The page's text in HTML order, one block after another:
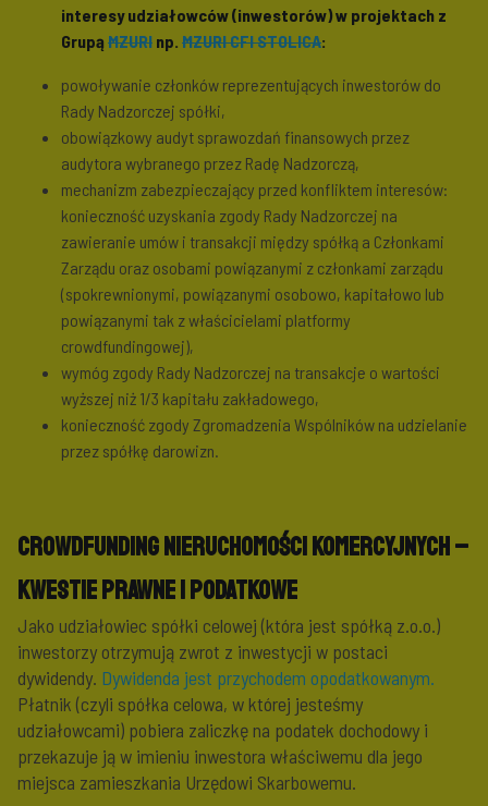
interesy udziałowców (inwestorów) w projektach z
Grupą MZURI np. MZURI CFI STOLICA:
powoływanie członków reprezentujących inwestorów do
Rady Nadzorczej spółki,
obowiązkowy audyt sprawozdań finansowych przez
audytora wybranego przez Radę Nadzorczą,
mechanizm zabezpieczający przed konfliktem interesów:
konieczność uzyskania zgody Rady Nadzorczej na
zawieranie umów i transakcji między spółką a Członkami
Zarządu oraz osobami powiązanymi z członkami zarządu
(spokrewnionymi, powiązanymi osobowo, kapitałowo lub
powiązanymi tak z właścicielami platformy
crowdfundingowej),
wymóg zgody Rady Nadzorczej na transakcje o wartości
wyższej niż 1/3 kapitału zakładowego,
konieczność zgody Zgromadzenia Wspólników na udzielanie
przez spółkę darowizn.
Crowdfunding nieruchomości komercyjnych –
kwestie prawne i podatkowe
Jako udziałowiec spółki celowej (która jest spółką z.o.o.)
inwestorzy otrzymują zwrot z inwestycji w postaci
dywidendy. Dywidenda jest przychodem opodatkowanym.
Płatnik (czyli spółka celowa, w której jesteśmy
udziałowcami) pobiera zaliczkę na podatek dochodowy i
przekazuje ją w imieniu inwestora właściwemu dla jego
miejsca zamieszkania Urzędowi Skarbowemu.